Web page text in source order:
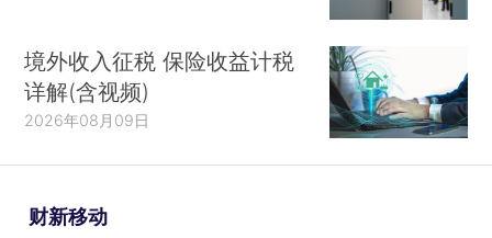
境外收入征税 保险收益计税
详解(含视频)
2026年08月09日
财新移动